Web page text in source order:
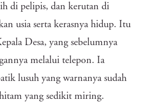
di pelipis, dan kerutan di
usia serta kerasnya hidup. Itu
Desa, yang sebelumnya
melalui telepon. Ia
lusuh yang warnanya sudah
yang sedikit miring.